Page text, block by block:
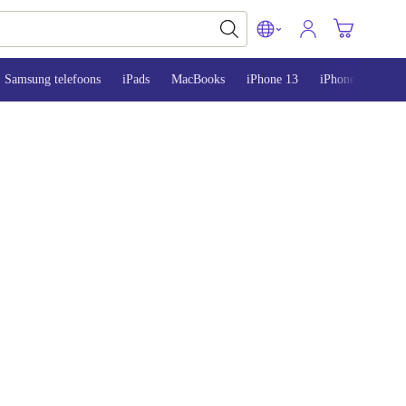
Samsung telefoons iPads MacBooks iPhone 13 iPhone 14